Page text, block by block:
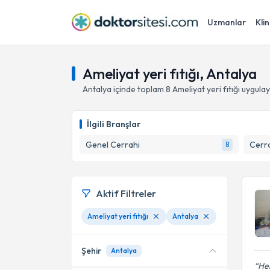
Uzmanlar
Ameliyat yeri fıtığı, Antalya
Antalya içinde toplam 8 Ameliyat yeri fıtığı
İlgili Branşlar
Genel Cerrahi
8
Aktif Filtreler
Ameliyat yeri fıtığı Antalya
Şehir Antalya